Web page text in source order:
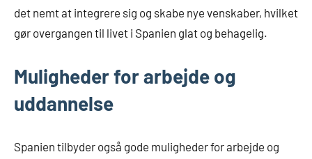
det nemt at integrere sig og skabe nye venskaber, hvilket
gør overgangen til livet i Spanien glat og behagelig.
Muligheder for arbejde og
uddannelse
Spanien tilbyder også gode muligheder for arbejde og